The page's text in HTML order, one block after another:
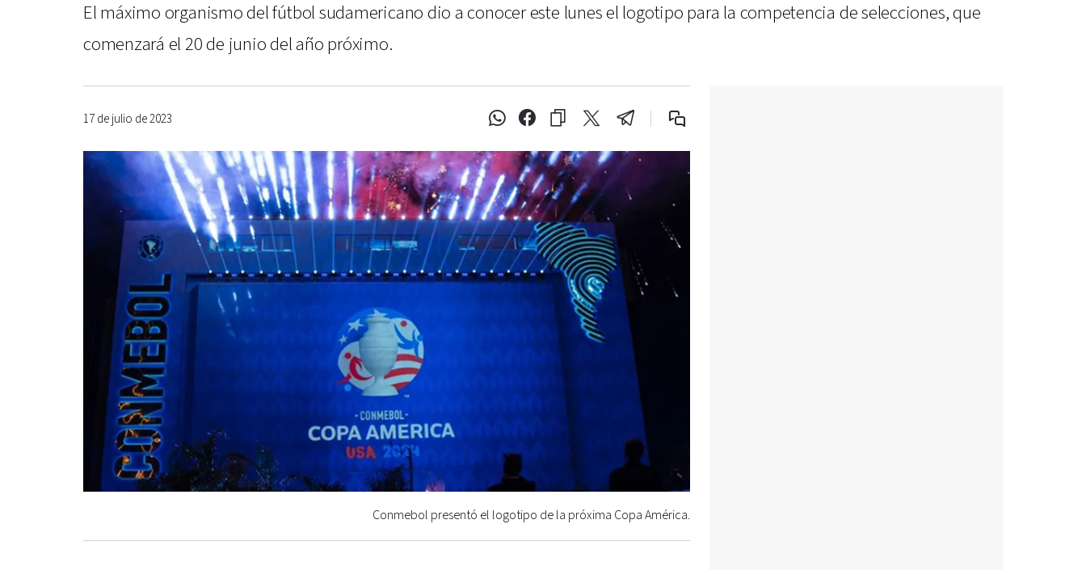
El máximo organismo del fútbol sudamericano dio a conocer este lunes el logotipo para la competencia de selecciones, que
comenzará el 20 de junio del año próximo.
17 de julio de 2023
Conmebol presentó el logotipo de la próxima Copa América.